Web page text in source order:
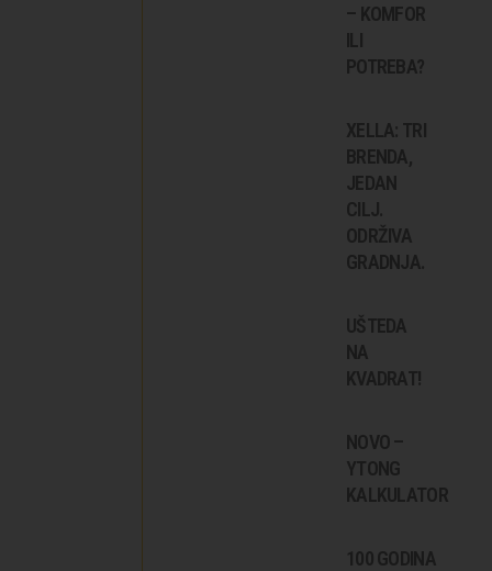
– KOMFOR
ILI
POTREBA?
XELLA: TRI
BRENDA,
JEDAN
CILJ.
ODRŽIVA
GRADNJA.
UŠTEDA
NA
KVADRAT!
NOVO –
YTONG
KALKULATOR
100 GODINA